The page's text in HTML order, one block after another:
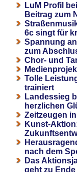
LuM Profil
Beitrag zum
6c singt für
Spannung
zum
Chor- und
Tolle
trainiert
Landessieg
herzlichen
Zeitzeugen
Kunst-
nach dem
Das
geht zu